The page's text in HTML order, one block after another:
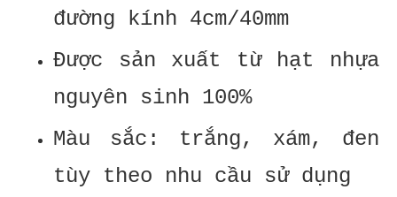
đường kính 4cm/40mm
Được sản xuất từ hạt nhựa
nguyên sinh 100%
Màu sắc: trắng, xám, đen
tùy theo nhu cầu sử dụng